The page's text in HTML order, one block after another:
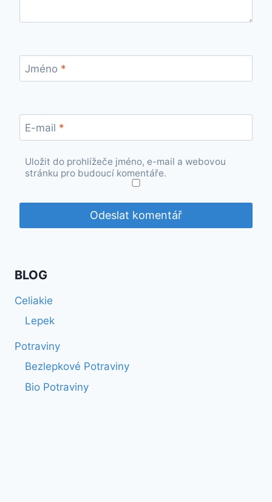
Jméno *
E-mail *
Uložit do prohlížeče jméno, e-mail a webovou
stránku pro budoucí komentáře.
BLOG
Celiakie
Lepek
Potraviny
Bezlepkové Potraviny
Bio Potraviny